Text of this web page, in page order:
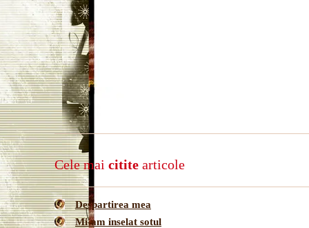
Cele mai citite articole
Despartirea mea
Mi-am inselat sotul